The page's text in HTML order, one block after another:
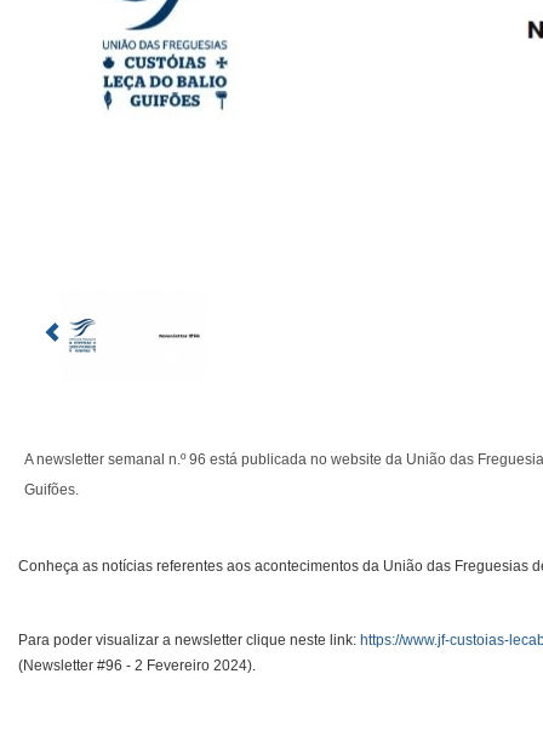
A newsletter semanal n.º 96 está publicada no website da União das
Guifões.
Conheça as notícias referentes aos acontecimentos da União das Freguesias
Para poder visualizar a newsletter clique neste link: https://www.jf-custoias-
(Newsletter #96 - 2 Fevereiro 2024).